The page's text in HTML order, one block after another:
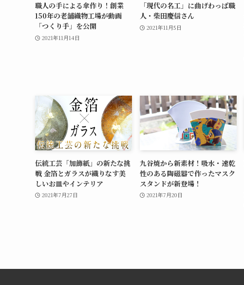
職人の手による傘作り！創業
150年の老舗織物工場が動画
「つくり手」を公開
2021年11月14日
「現代の名工」に曲げわっぱ職
人・柴田慶信さん
2021年11月5日
伝統工芸「加飾紙」の新たな挑
戦 金箔とガラスが織りなす美
しいお皿やインテリア
2021年7月27日
九谷焼から新素材！吸水・速乾
性のある陶磁器で作ったマスク
スタンドが新登場！
2021年7月20日